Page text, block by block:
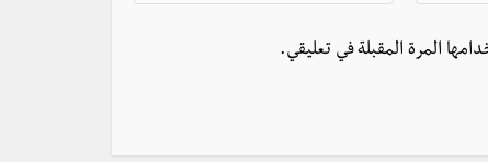
المرة المقبلة في تعليقي.